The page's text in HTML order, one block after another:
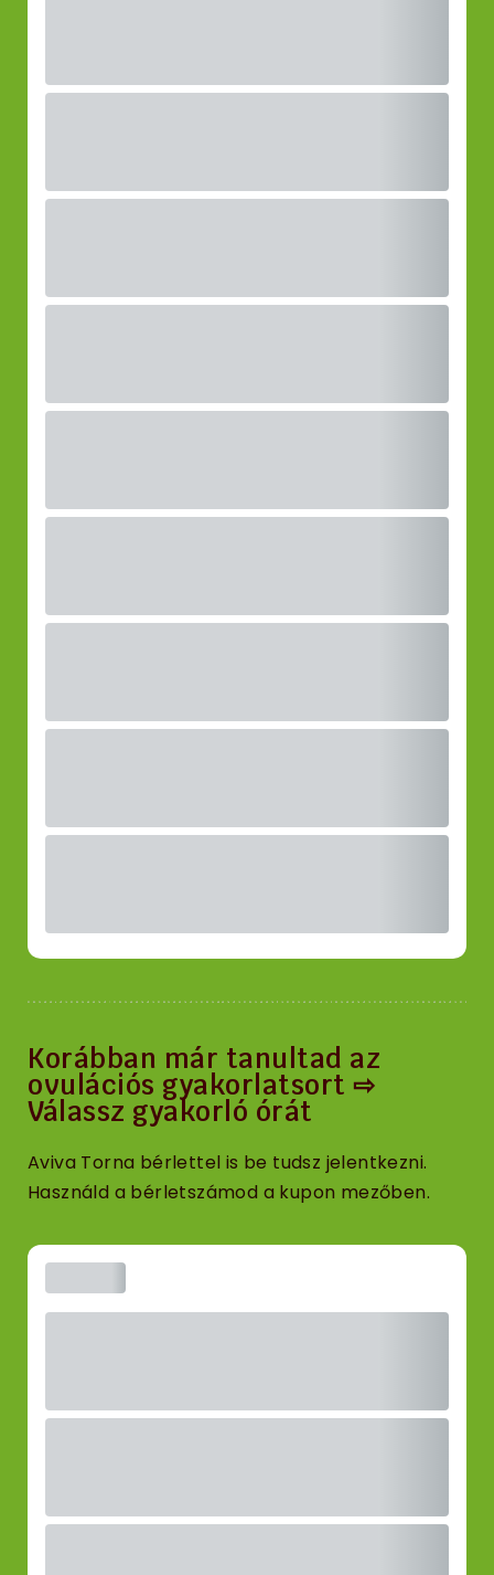
Korábban már tanultad az
ovulációs gyakorlatsort ⇨
Válassz gyakorló órát
Aviva Torna bérlettel is be tudsz jelentkezni.
Használd a bérletszámod a kupon mezőben.